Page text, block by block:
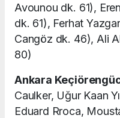
Avounou dk. 61),
dk. 61), Ferhat
Cangöz dk. 46), Ali
80)
Ankara
Caulker, Uğur Kaan
Eduard Rroca,